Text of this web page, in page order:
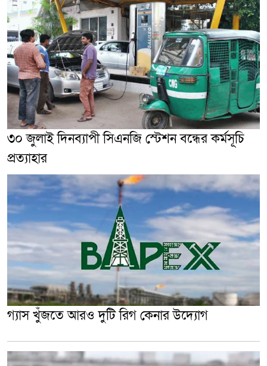
৩০ জুলাই দিনব্যাপী সিএনজি স্টেশন বন্ধের কর্মসূচি
প্রত্যাহার
গ্যাস খুঁজতে আরও দুটি রিগ কেনার উদ্যোগ